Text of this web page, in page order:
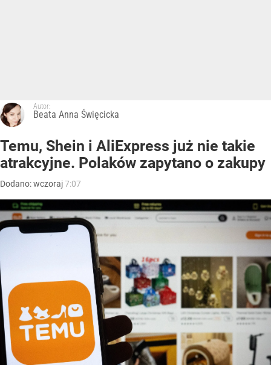
Autor:
Beata Anna Święcicka
Temu, Shein i AliExpress już nie takie
atrakcyjne. Polaków zapytano o zakupy
Dodano:wczoraj7:07